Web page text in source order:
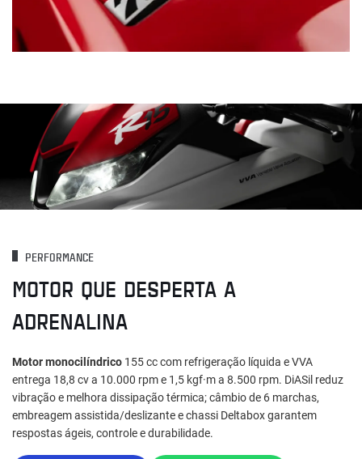
PERFORMANCE
MOTOR QUE DESPERTA A
ADRENALINA
Motor monocilíndrico 155 cc com refrigeração líquida e VVA
entrega 18,8 cv a 10.000 rpm e 1,5 kgf·m a 8.500 rpm. DiASil reduz
vibração e melhora dissipação térmica; câmbio de 6 marchas,
embreagem assistida/deslizante e chassi Deltabox garantem
respostas ágeis, controle e durabilidade.